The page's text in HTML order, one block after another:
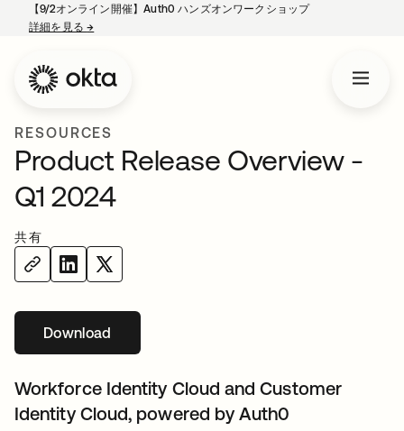
【9/2オンライン開催】Auth0 ハンズオンワークショップ
詳細を見る→
RESOURCES
Product Release Overview -
Q1 2024
共有
Download新しいタブで開く
Workforce Identity Cloud and Customer
Identity Cloud, powered by Auth0